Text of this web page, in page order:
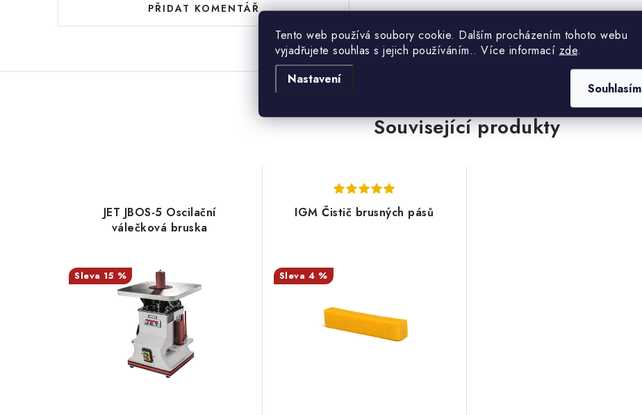
Tento web používá soubory cookie. Dalším procházením tohoto webu
vyjadřujete souhlas s jejich používáním.. Více informací zde.
Nastavení
Souhlasím
PŘIDAT KOMENTÁŘ
Související produkty
JET JBOS-5 Oscilační
válečková bruska
15 %
IGM Čistič brusných pásů
4 %